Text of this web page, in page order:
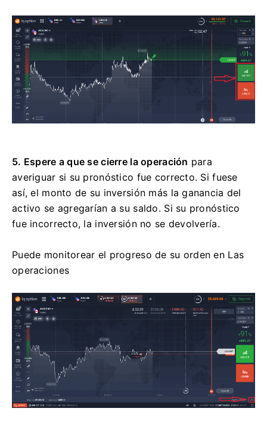
5. Espere a que se cierre la operación para
averiguar si su pronóstico fue correcto. Si fuese
así, el monto de su inversión más la ganancia del
activo se agregarían a su saldo. Si su pronóstico
fue incorrecto, la inversión no se devolvería.
Puede monitorear el progreso de su orden en Las
operaciones